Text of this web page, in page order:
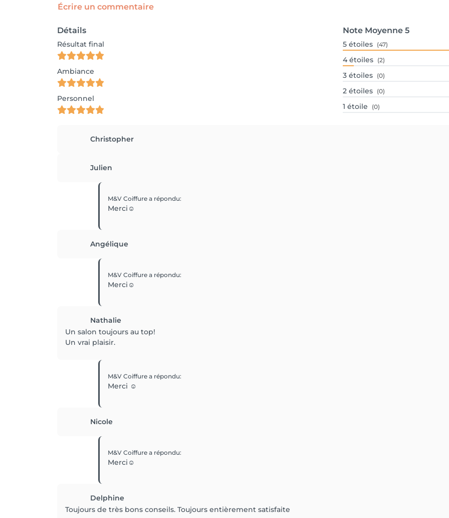
Écrire un commentaire
Détails
Résultat final
Ambiance
Personnel
Note Moyenne 5
5 étoiles (47)
4 étoiles (2)
3 étoiles (0)
2 étoiles (0)
1 étoile (0)
Christopher
Julien
M&V Coiffure a répondu:
Merci☺️
Angélique
M&V Coiffure a répondu:
Merci☺️
Nathalie
Un salon toujours au top!
Un vrai plaisir.
M&V Coiffure a répondu:
Merci ☺️
Nicole
M&V Coiffure a répondu:
Merci☺️
Delphine
Toujours de très bons conseils. Toujours entièrement satisfaite